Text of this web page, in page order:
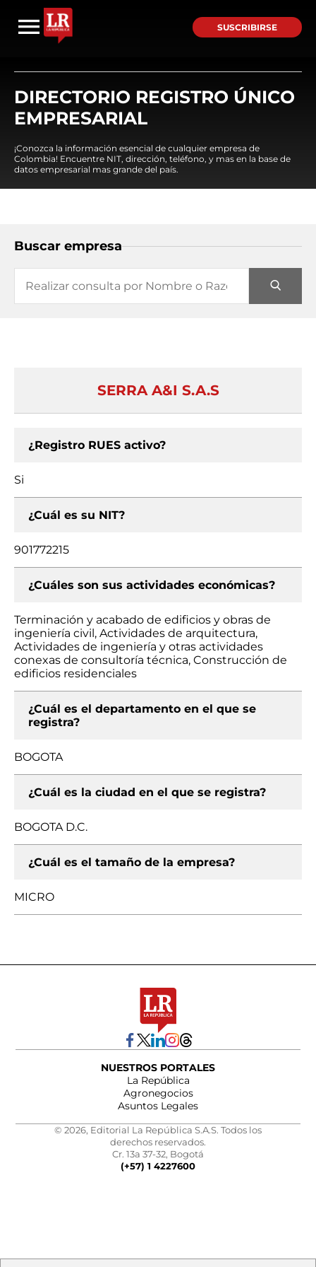
SUSCRIBIRSE
DIRECTORIO REGISTRO ÚNICO
EMPRESARIAL
¡Conozca la información esencial de cualquier empresa de
Colombia! Encuentre NIT, dirección, teléfono, y mas en la base de
datos empresarial mas grande del país.
Buscar empresa
SERRA A&I S.A.S
¿Registro RUES activo?
Si
¿Cuál es su NIT?
901772215
¿Cuáles son sus actividades económicas?
Terminación y acabado de edificios y obras de
ingeniería civil, Actividades de arquitectura,
Actividades de ingeniería y otras actividades
conexas de consultoría técnica, Construcción de
edificios residenciales
¿Cuál es el departamento en el que se
registra?
BOGOTA
¿Cuál es la ciudad en el que se registra?
BOGOTA D.C.
¿Cuál es el tamaño de la empresa?
MICRO
NUESTROS PORTALES
La República
Agronegocios
Asuntos Legales
© 2026, Editorial La República S.A.S. Todos los
derechos reservados.
Cr. 13a 37-32, Bogotá
(+57) 1 4227600